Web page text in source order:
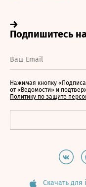
Нажимая кнопку
от «Ведомости» и
Политику по защите
Скачать для